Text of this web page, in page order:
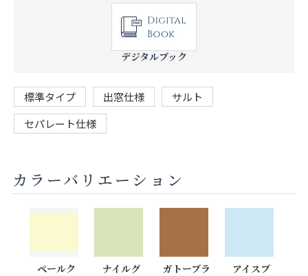
デジタルブック
標準タイプ 出窓仕様
サルト
セパレート仕様
カラーバリエーション
ペールク
ナイルグ
ガトーブラ
アイスブ